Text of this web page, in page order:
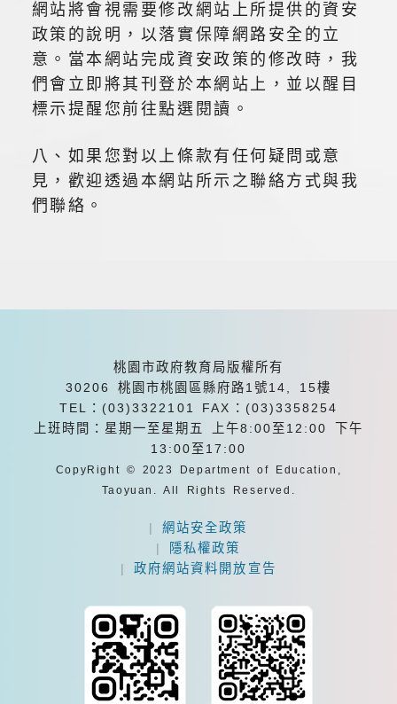
網站將會視需要修改網站上所提供的資安
政策的說明，以落實保障網路安全的立
意。當本網站完成資安政策的修改時，我
們會立即將其刊登於本網站上，並以醒目
標示提醒您前往點選閱讀。
八、如果您對以上條款有任何疑問或意
見，歡迎透過本網站所示之聯絡方式與我
們聯絡。
桃園市政府教育局版權所有
30206 桃園市桃園區縣府路1號14, 15樓
TEL：(03)3322101
FAX：(03)3358254
上班時間：星期一至星期五 上午8:00至12:00 下午
13:00至17:00
CopyRight © 2023 Department of Education,
Taoyuan. All Rights Reserved.
|網站安全政策
| 隱私權政策
|政府網站資料開放宣告